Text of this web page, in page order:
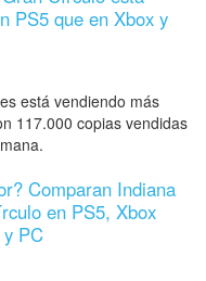
PS5 que en Xbox y
está vendiendo más
117.000 copias vendidas
Comparan Indiana
en PS5, Xbox
PC